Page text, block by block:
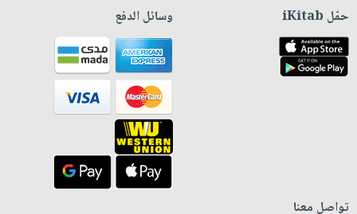
حمّل iKitab وسائل الدفع
تواصل معنا